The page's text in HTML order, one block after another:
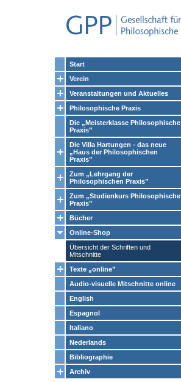
Start
Verein
Veranstaltungen und Aktuelles
Philosophische Praxis
Die „Meisterklasse Philosophische
Praxis”
Die Villa Hartungen - das neue
„Haus der Philosophischen
Praxis”
Zum „Lehrgang der
Philosophischen Praxis”
Zum „Studienkurs Philosophische
Praxis”
Bücher
Online-Shop
Übersicht der Schriften und
Mitschnitte
Texte „online”
Audio-visuelle Mitschnitte online
English
Espagnol
Italiano
Nederlands
Bibliographie
Archiv